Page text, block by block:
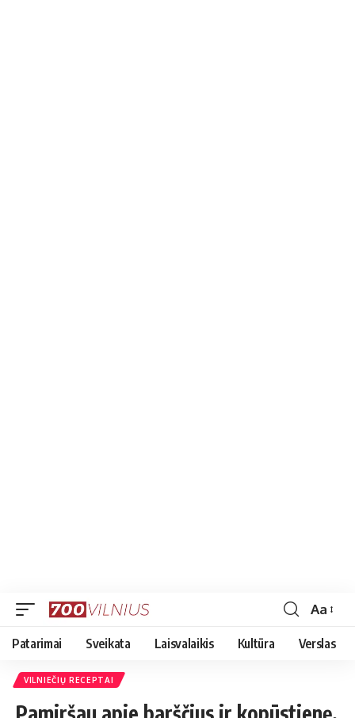
Font
Resizer
Aa
Patarimai Sveikata Laisvalaikis Kultūra Verslas
VILNIEČIŲ RECEPTAI